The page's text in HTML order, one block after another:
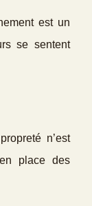
est un
se sentent
n’est
place des